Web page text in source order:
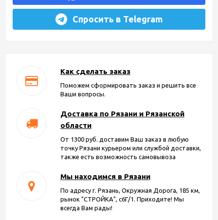
Спросить в Telegram
Как сделать заказ
Поможем сформировать заказ и решить все
Ваши вопросы.
Доставка по Рязани и Рязанской
области
От 1300 руб. доставим Ваш заказ в любую
точку Рязани курьером или службой доставки,
также есть возможность самовывоза
Мы находимся в Рязани
По адресу г. Рязань, Окружная Дорога, 185 км,
рынок "СТРОЙКА", с6Г/1. Приходите! Мы
всегда Вам рады!